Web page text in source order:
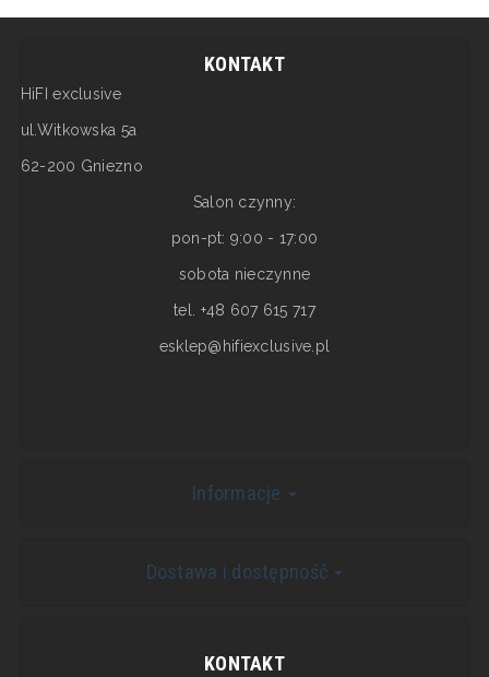
KONTAKT
HiFI exclusive
ul.Witkowska 5a
62-200 Gniezno
Salon czynny:
pon-pt: 9:00 - 17:00
sobota nieczynne
tel. +48 607 615 717
esklep@hifiexclusive.pl
Informacje
Dostawa i dostępność
KONTAKT